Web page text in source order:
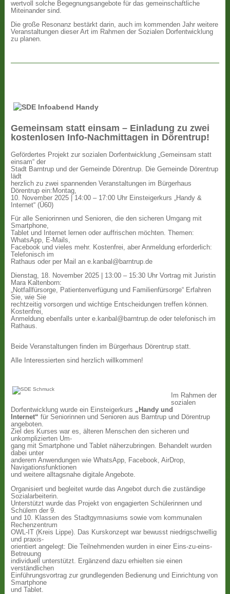
wertvoll solche Begegnungsangebote für das gemeinschaftliche
Miteinander sind.
Die große Resonanz bestärkt darin, auch im kommenden Jahr weitere
Veranstaltungen dieser Art im Rahmen der Sozialen Dorfentwicklung
zu planen.
Gemeinsam statt einsam – Einladung zu zwei
kostenlosen Info-Nachmittagen in Dörentrup!
Gefördertes Projekt zur sozialen Dorfentwicklung „Gemeinsam statt
einsam“ der
Stadt Barntrup und der Gemeinde Dörentrup. Die Gemeinde Dörentrup
lädt
herzlich zu zwei spannenden Veranstaltungen im Bürgerhaus
Dörentrup ein:Montag,
10. November 2025 | 14:00 – 17:00 Uhr Einsteigerkurs „Handy &
Internet“ (Ü60)
Für alle Seniorinnen und Senioren, die den sicheren Umgang mit
Smartphone,
Tablet und Internet lernen oder auffrischen möchten. Themen:
WhatsApp, E-Mails,
Facebook und vieles mehr. Kostenfrei, aber Anmeldung erforderlich:
Telefonisch im
Rathaus oder per Mail an e.kanbal@barntrup.de
Dienstag, 18. November 2025 | 13:00 – 15:30 Uhr Vortrag mit Juristin
Mara Kaltenborn:
„Notfallfürsorge, Patientenverfügung und Familienfürsorge“ Erfahren
Sie, wie Sie
rechtzeitig vorsorgen und wichtige Entscheidungen treffen können.
Kostenfrei,
Anmeldung ebenfalls unter e.kanbal@barntrup.de oder telefonisch im
Rathaus.
Beide Veranstaltungen finden im Bürgerhaus Dörentrup statt.
Alle Interessierten sind herzlich willkommen!
Im Rahmen der
sozialen
Dorfentwicklung wurde ein Einsteigerkurs „Handy und
Internet“ für Seniorinnen und Senioren aus Barntrup und Dörentrup
angeboten.
Ziel des Kurses war es, älteren Menschen den sicheren und
unkomplizierten Um-
gang mit Smartphone und Tablet näherzubringen. Behandelt wurden
dabei unter
anderem Anwendungen wie WhatsApp, Facebook, AirDrop,
Navigationsfunktionen
und weitere alltagsnahe digitale Angebote.
Organisiert und begleitet wurde das Angebot durch die zuständige
Sozialarbeiterin.
Unterstützt wurde das Projekt von engagierten Schülerinnen und
Schülern der 9.
und 10. Klassen des Stadtgymnasiums sowie vom kommunalen
Rechenzentrum
OWL-IT (Kreis Lippe). Das Kurskonzept war bewusst niedrigschwellig
und praxis-
orientiert angelegt: Die Teilnehmenden wurden in einer Eins-zu-eins-
Betreuung
individuell unterstützt. Ergänzend dazu erhielten sie einen
verständlichen
Einführungsvortrag zur grundlegenden Bedienung und Einrichtung von
Smartphone
und Tablet.